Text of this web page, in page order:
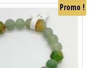
Promo !